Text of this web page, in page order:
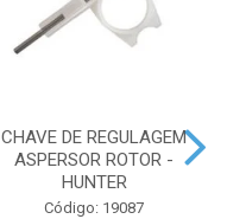
CHAVE DE REGULAGEM
ASPERSOR ROTOR -
HUNTER
Código: 19087